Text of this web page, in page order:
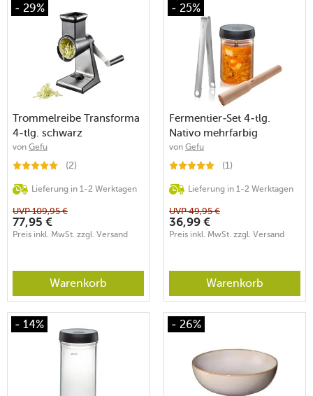
- 29%
Trommelreibe Transforma
4-tlg. schwarz
von Gefu
(2)
Lieferung in 1-2 Werktagen
UVP109,95 €
77,95 €
Preis inkl. MwSt. zzgl. Versand
Warenkorb
- 25%
Fermentier-Set 4-tlg.
Nativo mehrfarbig
von Gefu
(1)
Lieferung in 1-2 Werktagen
UVP49,95 €
36,99 €
Preis inkl. MwSt. zzgl. Versand
Warenkorb
- 14% - 26%